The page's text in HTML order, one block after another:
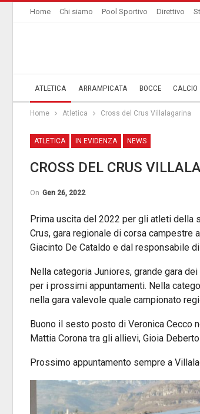
Home Chi siamo Pool Sportivo Direttivo
ATLETICA ARRAMPICATA BOCCE CALCIO
Home Atletica Cross del Crus Villalagarina
ATLETICA IN EVIDENZA NEWS
CROSS DEL CRUS
On Gen 26, 2022
Prima uscita del 2022 per gli atleti della
Crus, gara regionale di corsa campestre
Giacinto De Cataldo e dal responsabile
Nella categoria Juniores, grande gara
per i prossimi appuntamenti. Nella
nella gara valevole quale campionato
Buono il sesto posto di Veronica Cecco
Mattia Corona tra gli allievi, Gioia
Prossimo appuntamento sempre a